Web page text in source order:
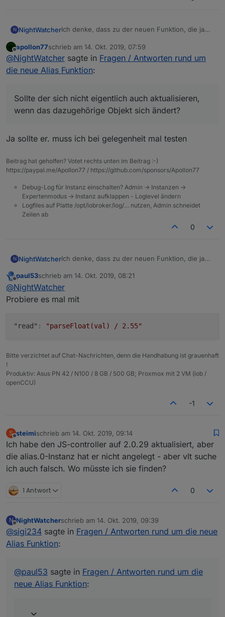
N NightWatcherIch denke, dass zu der neuen Funktion, die ja
wichtig sein wird, doch einige Fragen im Laufe
der Nutzung entstehen könnten.
Ich habe versucht, Anhand der
Github Readme, die Funktion zu verstehen und
umzusetzen, doch leider kam mir Bereits konkret
**Leider wird mir aber weder in der Vis, noch in
aktualisieren, wenn das dazugehörige Objekt
sich ändert?
Wenn ich aber einen Set Befehl über den Alias
an das original Objekt korrekt übergeben.**
Der Wert 255 kommt vom original Objekt, der
Offline
apollon77schrieb am 14. Okt. 2019, 07:59
zuletzt editiert von
@NightWatcher sagte in Fragen / Antworten rund um
die neue Alias Funktion:
Sollte der sich nicht eigentlich auch aktualisieren,
wenn das dazugehörige Objekt sich ändert?
Ja sollte er. muss ich bei gelegenheit mal testen
Beitrag hat geholfen? Votet rechts unten im Beitrag :-)
https://paypal.me/Apollon77 / https://github.com/sponsors/Apollon77
Debug-Log für Instanz einschalten? Admin -> Instanzen ->
Expertenmodus -> Instanz aufklappen - Loglevel ändern
Logfiles auf Platte /opt/iobroker/log/… nutzen, Admin schneidet
Zeilen ab
0
N NightWatcherIch denke, dass zu der neuen Funktion, die ja
wichtig sein wird, doch einige Fragen im Laufe
der Nutzung entstehen könnten.
Ich habe versucht, Anhand der
Github Readme
umzusetzen, doch leider kam mir Bereits konkret
**Leider wird mir aber weder in der Vis, noch in
aktualisieren, wenn das dazugehörige Objekt
absetze, so wird der Umgerechnete wird auch
NaN vom Alias.
Offline
paul53schrieb am 14. Okt. 2019, 08:21
zuletzt editiert von
@NightWatcher
Probiere es mal mit
"read" : "parseFloat(val) / 2.55"
Bitte verzichtet auf Chat-Nachrichten, denn die Handhabung ist grauenhaft
!
Produktiv: Asus PN 42 / N100 / 8 GB / 500 GB; Proxmox mit 2 VM (iob /
openCCU)
-1
S
Offline
steimischrieb am 14. Okt. 2019, 09:14
zuletzt editiert von
Ich habe den JS-controller auf 2.0.29 aktualisiert, aber
die alias.0-Instanz hat er nicht angelegt - aber vlt suche
ich auch falsch. Wo müsste ich sie finden?
1 Antwort 0
N
Offline
NightWatcherschrieb am 14. Okt. 2019, 09:39
zuletzt editiert von
@sigi234 sagte in Fragen / Antworten rund um die neue
Alias Funktion:
@paul53 sagte in Fragen / Antworten rund um die
neue Alias Funktion: